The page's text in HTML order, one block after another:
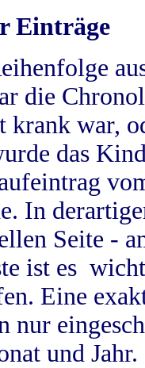
Einträge
die
krank war,
das
In
Seite -
ist es
Eine
nur
und Jahr.